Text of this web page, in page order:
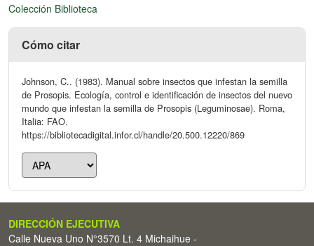
Colección Biblioteca
Cómo citar
Johnson, C.. (1983). Manual sobre insectos que infestan la semilla
de Prosopis. Ecología, control e identificación de insectos del nuevo
mundo que infestan la semilla de Prosopis (Leguminosae). Roma,
Italia: FAO.
https://bibliotecadigital.infor.cl/handle/20.500.12220/869
DIRECCIÓN EJECUTIVA
Calle Nueva Uno N°3570 Lt. 4 Michaihue -